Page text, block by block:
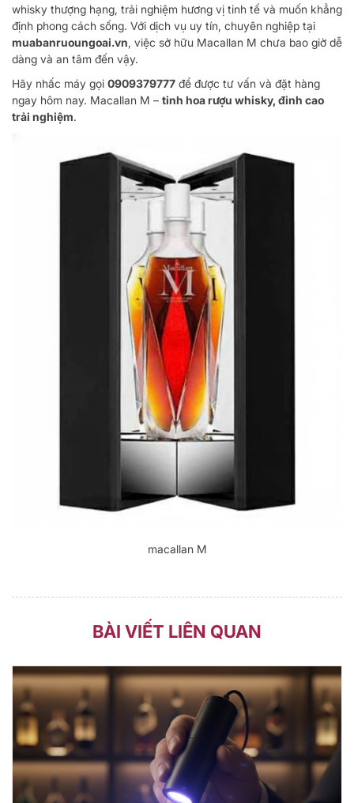
whisky thượng hạng, trải nghiệm hương vị tinh tế và muốn khẳng
định phong cách sống. Với dịch vụ uy tín, chuyên nghiệp tại
muabanruoungoai.vn, việc sở hữu Macallan M chưa bao giờ dễ
dàng và an tâm đến vậy.
Hãy nhấc máy gọi 0909379777 để được tư vấn và đặt hàng
ngay hôm nay. Macallan M – tinh hoa rượu whisky, đỉnh cao
trải nghiệm.
macallan M
BÀI VIẾT LIÊN QUAN